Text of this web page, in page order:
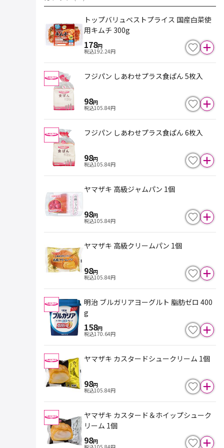
トップバリュベストプライス 国産白菜使
用キムチ 300g
178円
税込192.24円
フジパン しあわせプラス食ぱん 5枚入
98円
税込105.84円
フジパン しあわせプラス食ぱん 6枚入
98円
税込105.84円
ヤマザキ 高級ジャムパン 1個
98円
税込105.84円
ヤマザキ 高級クリームパン 1個
98円
税込105.84円
明治 ブルガリアヨーグルト 脂肪ゼロ 400
g
158円
税込170.64円
ヤマザキ カスタードシュークリーム 1個
98円
税込105.84円
ヤマザキ カスタード＆ホイップシューク
リーム 1個
98円